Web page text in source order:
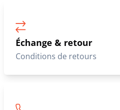
Échange & retour
Conditions de retours